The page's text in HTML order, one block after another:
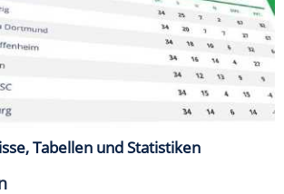
Tabellen und Statistiken